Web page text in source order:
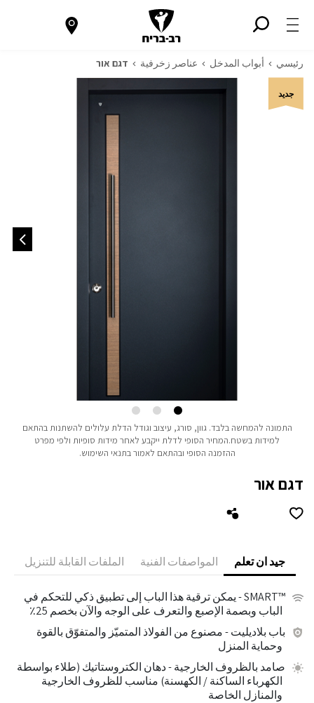
رئيسي أبواب المدخل عناصر زخرفية דגם אור
דגם אור
جيد ان تعلم المواصفات الفنية الملفات القابلة للتنزيل
™SMART
- يمكن ترقية هذا الباب إلى تطبيق ذكي للتحكم في
الباب وبصمة الإصبع والتعرف على الوجه والآن بخصم 25٪
باب بلاديليت- مصنوع من الفولاذ المتميّز والمتفوّق بالقوة
وحماية المنزل
صامد بالظروف الخارجية- دهان الكتروستاتيك (طلاء بواسطة
الكهرباء الساكنة / الكهسنة) مناسب للظروف الخارجية
والمنازل الخاصة
جديد
התמונה להמחשה בלבד.גוון, סורג, עיצוב וגודל הדלת עלולים להשתנות בהתאם
למידות בשטח.המחיר הסופי לדלת ייקבע לאחר מידות סופיות ולפי מפרט
ההזמנה הסופי ובהתאם לאמור בתנאי השימוש.